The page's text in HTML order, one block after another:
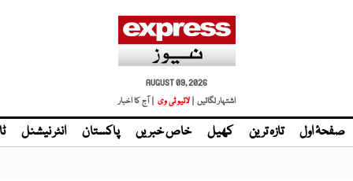
AUGUST 09, 2026
اشتہار لگائیں | لائیو ٹی وی | آج کا اخبار
صفحۂ اول تازہ ترین کھیل خاص خبریں پاکستان انٹر نیشنل